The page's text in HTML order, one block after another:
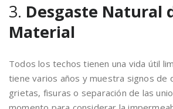
3. Desgaste Natural
Material
Todos los techos tienen una vida útil
tiene varios años y muestra signos de
grietas, fisuras o separación de las